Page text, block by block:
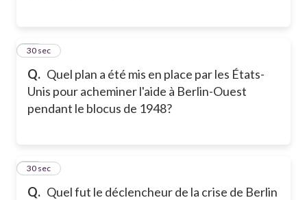
Q. Quel plan a été mis en place par les États-
Unis pour acheminer l'aide à Berlin-Ouest
pendant le blocus de 1948?
10
30 sec
Q. Quel fut le déclencheur de la crise de Berlin
11
30 sec